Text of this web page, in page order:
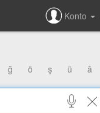
Konto
ğ ö ş ü â